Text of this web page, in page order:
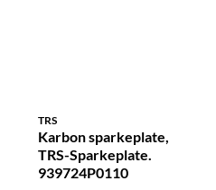
TRS
Karbon sparkeplate,
TRS-Sparkeplate.
939724P0110